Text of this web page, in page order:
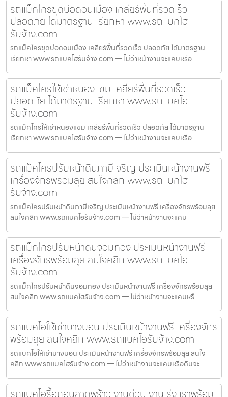
รถแม็คโครขุดบ่อดอนเมือง เคลียร์พื้นที่รวดเร็ว
ปลอดภัย ได้มาตรฐาน เรียกหา www.รถแบคโฮ
รับจ้าง.com
รถแม็คโครขุดบ่อดอนเมือง เคลียร์พื้นที่รวดเร็ว ปลอดภัย ได้มาตรฐาน
เรียกหา www.รถแบคโฮรับจ้าง.com — ไม่ว่าหน้างานจะแคบหรือ
รถแม็คโครให้เช่าหนองแขม เคลียร์พื้นที่รวดเร็ว
ปลอดภัย ได้มาตรฐาน เรียกหา www.รถแบคโฮ
รับจ้าง.com
รถแม็คโครให้เช่าหนองแขม เคลียร์พื้นที่รวดเร็ว ปลอดภัย ได้มาตรฐาน
เรียกหา www.รถแบคโฮรับจ้าง.com — ไม่ว่าหน้างานจะแคบหรือ
รถแม็คโครปรับหน้าดินภาษีเจริญ ประเมินหน้างานฟรี
เครื่องจักรพร้อมลุย สนใจคลิก www.รถแบคโฮ
รับจ้าง.com
รถแม็คโครปรับหน้าดินภาษีเจริญ ประเมินหน้างานฟรี เครื่องจักรพร้อมลุย
สนใจคลิก www.รถแบคโฮรับจ้าง.com — ไม่ว่าหน้างานจะแคบ
รถแม็คโครปรับหน้าดินจอมทอง ประเมินหน้างานฟรี
เครื่องจักรพร้อมลุย สนใจคลิก www.รถแบคโฮ
รับจ้าง.com
รถแม็คโครปรับหน้าดินจอมทอง ประเมินหน้างานฟรี เครื่องจักรพร้อมลุย
สนใจคลิก www.รถแบคโฮรับจ้าง.com — ไม่ว่าหน้างานจะแคบหรื
รถแบคโฮให้เช่าบางบอน ประเมินหน้างานฟรี เครื่องจักร
พร้อมลุย สนใจคลิก www.รถแบคโฮรับจ้าง.com
รถแบคโฮให้เช่าบางบอน ประเมินหน้างานฟรี เครื่องจักรพร้อมลุย สนใจ
คลิก www.รถแบคโฮรับจ้าง.com — ไม่ว่าหน้างานจะแคบหรือดินจะ